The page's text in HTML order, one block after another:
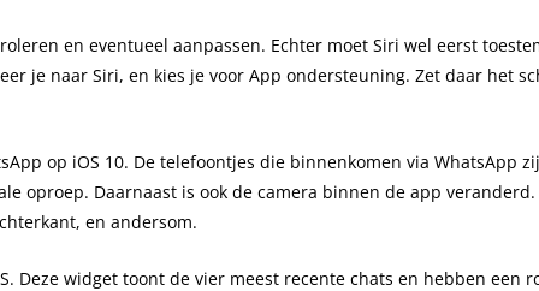
Content Creatie
Zoekmachineoptimalisatie
Google Ads
en eventueel aanpassen. Echter moet Siri wel eerst
je naar Siri, en kies je voor App ondersteuning. Zet daar het
op iOS 10. De telefoontjes die binnenkomen via WhatsApp
oproep. Daarnaast is ook de camera binnen de app
en andersom.
Deze widget toont de vier meest recente chats en hebben een